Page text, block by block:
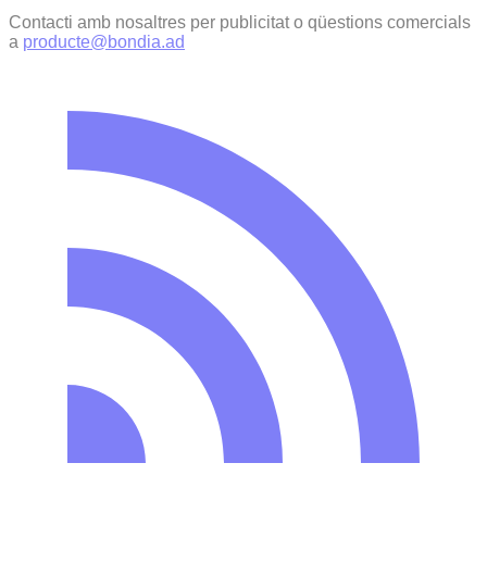
Contacti amb nosaltres per publicitat o qüestions comercials
a producte@bondia.ad